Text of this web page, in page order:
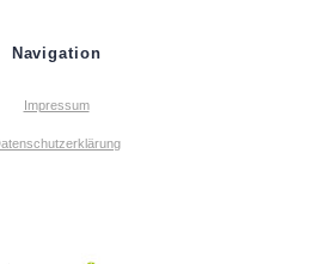
Navigation
Impressum